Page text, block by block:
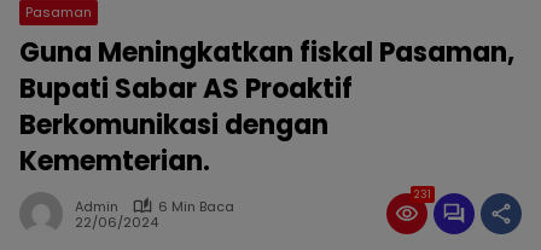
Pasaman
Guna Meningkatkan fiskal Pasaman,
Bupati Sabar AS Proaktif
Berkomunikasi dengan
Kememterian.
Admin
6 Min Baca
22/06/2024
231